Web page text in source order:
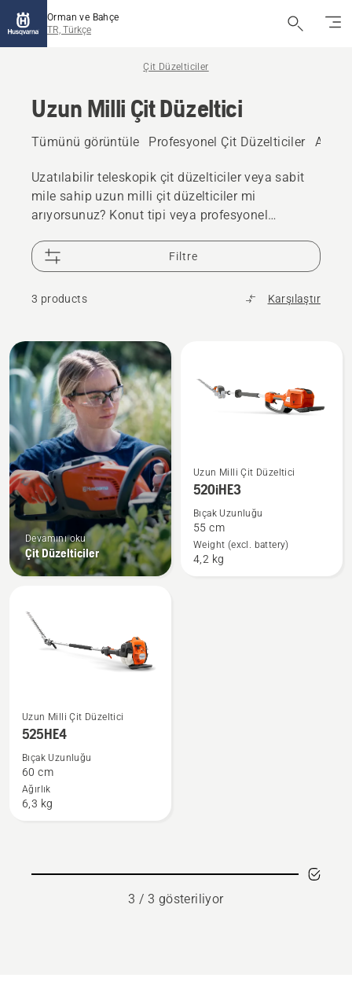
Orman ve Bahçe
TR, Türkçe
Çit Düzelticiler
Uzun Milli Çit Düzeltici
Tümünü görüntüle Profesyonel Çit Düzelticiler Akülü
Uzatılabilir teleskopik çit düzelticiler veya sabit
mile sahip uzun milli çit düzelticiler mi
arıyorsunuz? Konut tipi veya profesyonel
uzun milli çit düzelticilerimizi ve uzun erişimli çit
düzelticilerimizi inceleyin ve satın alın.
Filtre
3 products Karşılaştır
All
products
Devamını oku
Çit Düzelticiler
520iHE3
hakkında
fazla
ayrıntı
görün
Uzun Milli Çit Düzeltici
520iHE3
Bıçak Uzunluğu
55 cm
Weight (excl. battery)
4,2 kg
525HE4
hakkında
fazla
ayrıntı
görün
Uzun Milli Çit Düzeltici
525HE4
Bıçak Uzunluğu
60 cm
Ağırlık
6,3 kg
3 / 3 gösteriliyor